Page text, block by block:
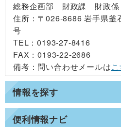
情報を探す
便利情報ナビ
総務企画部 財政課 財政係
住所 ：〒026-8686 岩手県
号
TEL ：0193-27-8416
FAX ：0193-22-2686
備考 ：問い合わせメールは